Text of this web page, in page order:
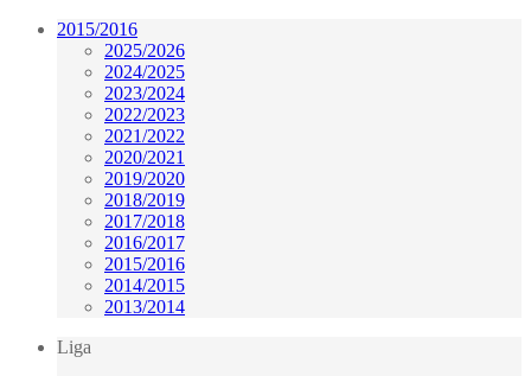
2015/2016
2025/2026
2024/2025
2023/2024
2022/2023
2021/2022
2020/2021
2019/2020
2018/2019
2017/2018
2016/2017
2015/2016
2014/2015
2013/2014
Liga